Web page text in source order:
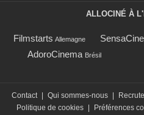
ALLOCINÉ À
Filmstarts Allemagne SensaCine
AdoroCinema Brésil
Contact Qui sommes-nous
Politique de cookies
Préférences